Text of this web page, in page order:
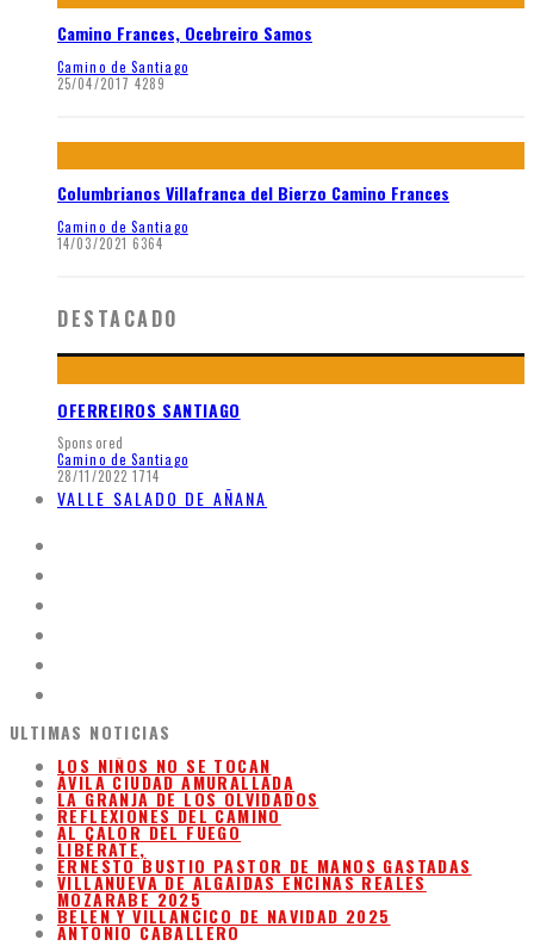
Camino Frances, Ocebreiro Samos
Camino de Santiago
25/04/2017 4289
Columbrianos Villafranca del Bierzo Camino Frances
Camino de Santiago
14/03/2021 6364
DESTACADO
OFERREIROS SANTIAGO
Sponsored
Camino de Santiago
28/11/2022 1714
VALLE SALADO DE AÑANA
ULTIMAS NOTICIAS
LOS NIÑOS NO SE TOCAN
ÁVILA CIUDAD AMURALLADA
LA GRANJA DE LOS OLVIDADOS
REFLEXIONES DEL CAMINO
AL CALOR DEL FUEGO
LIBÉRATE,
ERNESTO BUSTIO PASTOR DE MANOS GASTADAS
VILLANUEVA DE ALGAIDAS ENCINAS REALES
MOZARABE 2025
BELEN Y VILLANCICO DE NAVIDAD 2025
ANTONIO CABALLERO